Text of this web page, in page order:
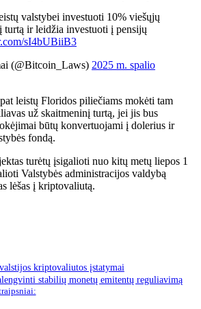
valstybei investuoti 10% viešųjų
turtą ir leidžia investuoti į pensijų
sI4bUBiiB3
(@Bitcoin_Laws) 2025 m. spalio
leistų Floridos piliečiams mokėti tam
už skaitmeninį turtą, jei jis bus
būtų konvertuojami į dolerius ir
fondą.
turėtų įsigalioti nuo kitų metų liepos 1
Valstybės administracijos valdybą
lėšas į kriptovaliutą.
kriptovaliutos įstatymai
stabilių monetų emitentų reguliavimą